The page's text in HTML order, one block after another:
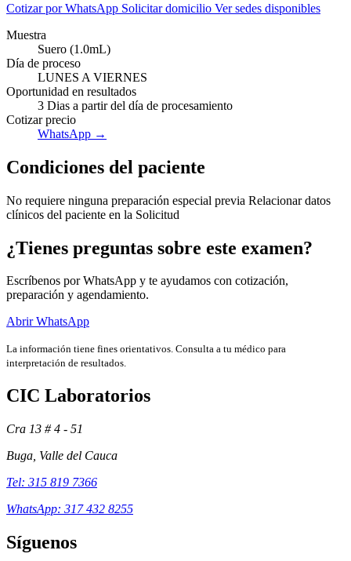
Empresas
Cotizar por WhatsApp Solicitar domicilio Ver sedes disponibles
Muestra
Suero (1.0mL)
Día de proceso
LUNES A VIERNES
Oportunidad en resultados
3 Dias a partir del día de procesamiento
Cotizar precio
WhatsApp →
Condiciones del paciente
No requiere ninguna preparación especial previa Relacionar datos
clínicos del paciente en la Solicitud
¿Tienes preguntas sobre este examen?
Escríbenos por WhatsApp y te ayudamos con cotización,
preparación y agendamiento.
Abrir WhatsApp
La información tiene fines orientativos. Consulta a tu médico para
interpretación de resultados.
CIC Laboratorios
Cra 13 # 4 - 51
Buga, Valle del Cauca
Tel: 315 819 7366
WhatsApp: 317 432 8255
Síguenos